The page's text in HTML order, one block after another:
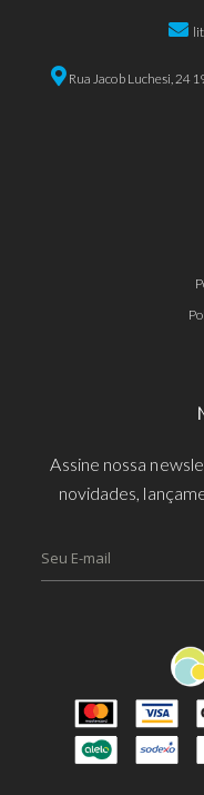
Rua Jacob Luchesi,
Assine nossa
novidades,